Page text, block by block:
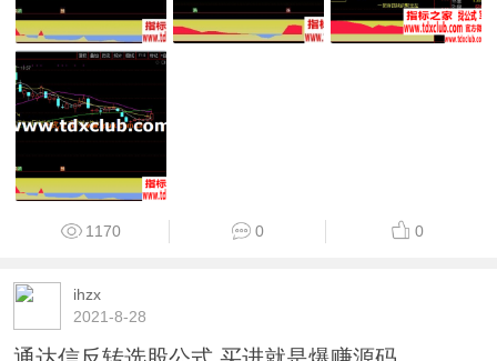
1170 0 0
ihzx
2021-8-28